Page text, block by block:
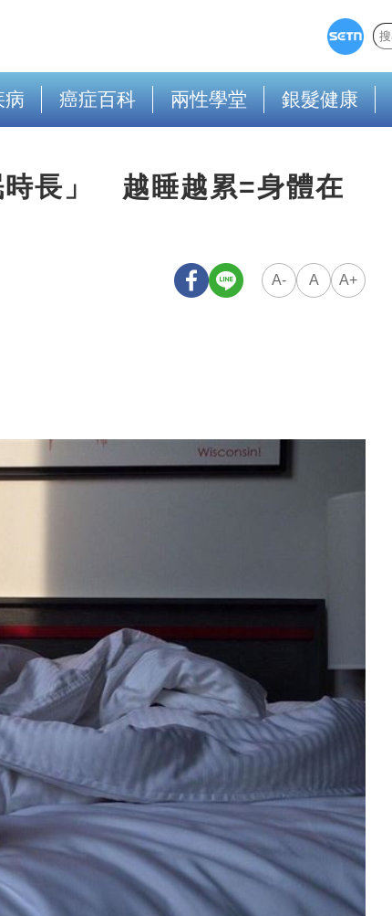
病 癌症百科 兩性學堂 銀髮健康
時長」 越睡越累=身體在
A- A A+